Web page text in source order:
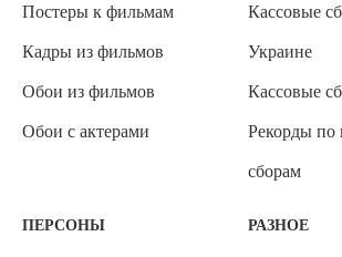
Постеры к фильмам
Кадры из фильмов
Обои из фильмов
Обои с актерами
Кассовые
Украине
Кассовые
Рекорды по
сборам
ПЕРСОНЫ РАЗНОЕ